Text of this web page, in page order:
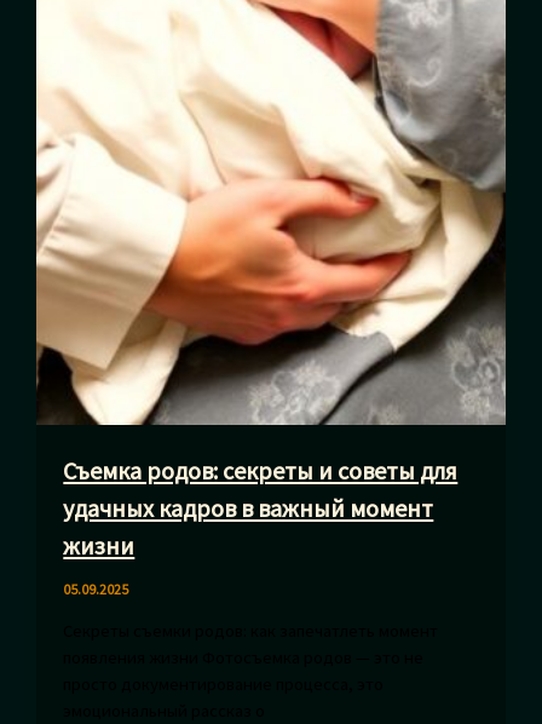
Съемка родов: секреты и советы для
удачных кадров в важный момент
жизни
05.09.2025